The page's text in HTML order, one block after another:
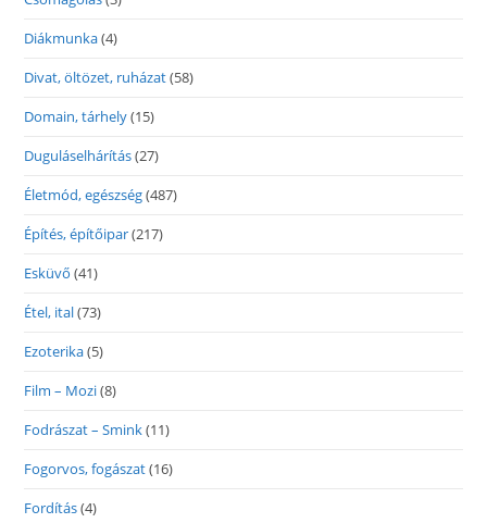
Diákmunka(4)
Divat, öltözet, ruházat(58)
Domain, tárhely(15)
Duguláselhárítás(27)
Életmód, egészség(487)
Építés, építőipar(217)
Esküvő (41)
Étel, ital(73)
Ezoterika(5)
Film – Mozi(8)
Fodrászat – Smink(11)
Fogorvos, fogászat(16)
Fordítás(4)